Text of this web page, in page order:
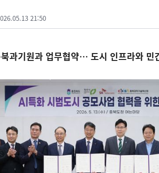
21:50
북과기원과 업무협약… 도시 인프라와 민